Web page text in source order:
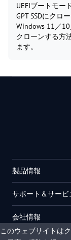
UEFIブートモー
GPT SSDにクロ
Windows 11／10
クローンする方
ます。
製品情報
サポート＆サービ
会社情報
このウェブサイトは